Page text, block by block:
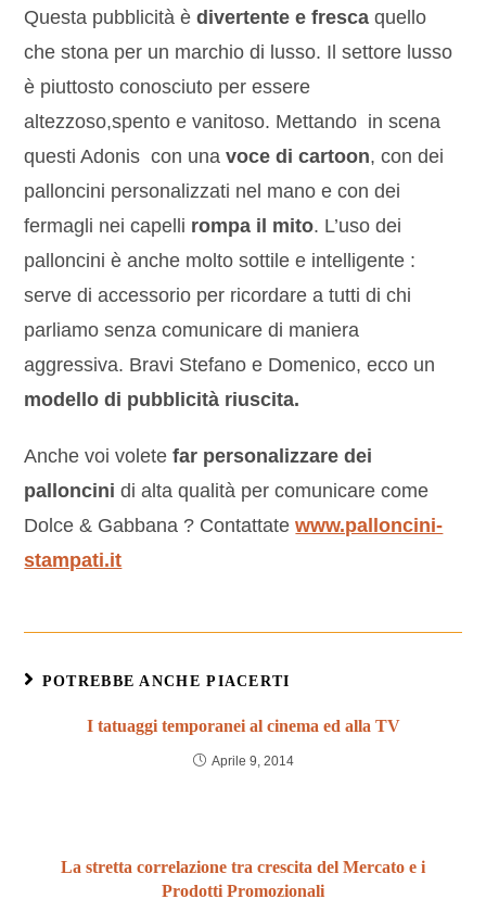
Questa pubblicità èdivertente e fresca quello
che stona per un marchio di lusso. Il settore lusso
è piuttosto conosciuto per essere
altezzoso,spento e vanitoso. Mettando in scena
questi Adonis con unavoce di cartoon, con dei
palloncini personalizzati nel mano e con dei
fermagli nei capelli rompa il mito. L’uso dei
palloncini è anche molto sottile e intelligente :
serve di accessorio per ricordare a tutti di chi
parliamo senza comunicare di maniera
aggressiva. Bravi Stefano e Domenico, ecco un
modello di pubblicità riuscita.
Anche voi volete far personalizzare dei
palloncini di alta qualità per comunicare come
Dolce & Gabbana ? Contattatewww.palloncini-
stampati.it
POTREBBE ANCHE PIACERTI
I tatuaggi temporanei al cinema ed alla TV
Aprile 9, 2014
La stretta correlazione tra crescita del Mercato e i
Prodotti Promozionali